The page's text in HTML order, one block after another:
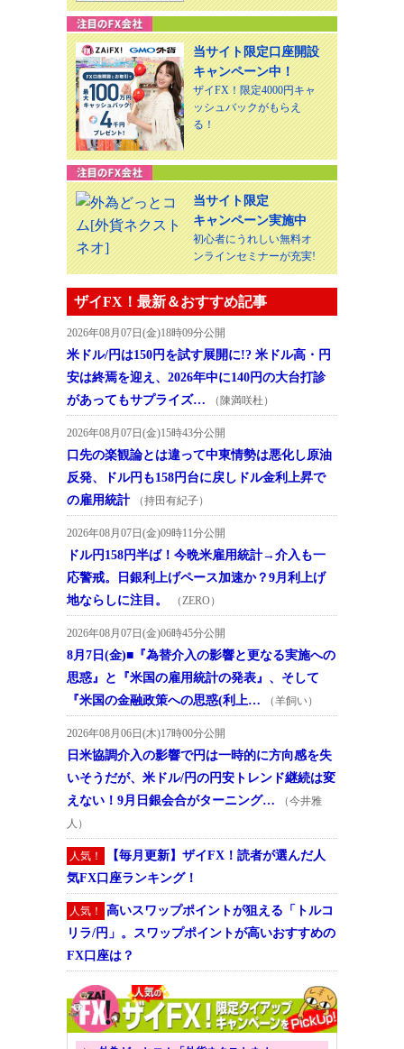
当サイト限定口座開設
キャンペーン中！
ザイFX！限定4000円キャ
ッシュバックがもらえ
る！
当サイト限定
キャンペーン実施中
初心者にうれしい無料オ
ンラインセミナーが充実!
ザイFX！最新＆おすすめ記事
2026年08月07日(金)18時09分公開
米ドル/円は150円を試す展開に!? 米ドル高・円
安は終焉を迎え、2026年中に140円の大台打診
があってもサプライズ…
（陳満咲杜）
2026年08月07日(金)15時43分公開
口先の楽観論とは違って中東情勢は悪化し原油
反発、ドル円も158円台に戻しドル金利上昇で
の雇用統計
（持田有紀子）
2026年08月07日(金)09時11分公開
ドル円158円半ば！今晩米雇用統計→介入も一
応警戒。日銀利上げペース加速か？9月利上げ
地ならしに注目。
（ZERO）
2026年08月07日(金)06時45分公開
8月7日(金)■『為替介入の影響と更なる実施への
思惑』と『米国の雇用統計の発表』、そして
『米国の金融政策への思惑(利上…
（羊飼い）
2026年08月06日(木)17時00分公開
日米協調介入の影響で円は一時的に方向感を失
いそうだが、米ドル/円の円安トレンド継続は変
えない！9月日銀会合がターニング…
（今井雅
人）
人気！
【毎月更新】ザイFX！読者が選んだ人
気FX口座ランキング！
人気！
高いスワップポイントが狙える「トルコ
リラ/円」。スワップポイントが高いおすすめの
FX口座は？